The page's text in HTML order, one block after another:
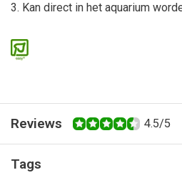
3. Kan direct in het aquarium
Reviews 4.5/5
Tags